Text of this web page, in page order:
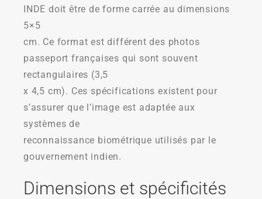
INDE doit être de forme carrée au dimensions
5×5
cm. Ce format est différent des photos
passeport françaises qui sont souvent
rectangulaires (3,5
x 4,5 cm). Ces spécifications existent pour
s’assurer que l’image est adaptée aux
systèmes de
reconnaissance biométrique utilisés par le
gouvernement indien.
Dimensions et spécificités